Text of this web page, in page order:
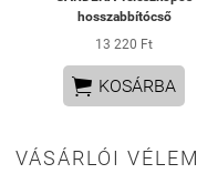
hosszabbítócső
13 220 Ft
 KOSÁRBA
VÁSÁRLÓI